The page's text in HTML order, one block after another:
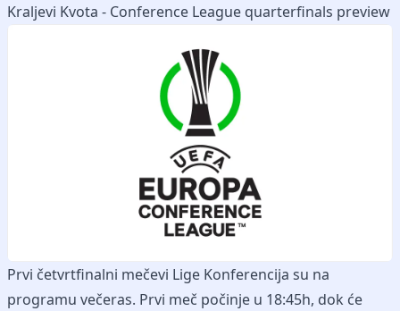
Kraljevi Kvota - Conference League quarterfinals preview
Prvi četvrtfinalni mečevi Lige Konferencija su na
programu večeras. Prvi meč počinje u 18:45h, dok će